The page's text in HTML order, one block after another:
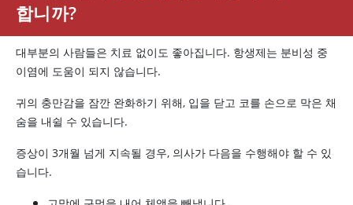
합니까?
대부분의 사람들은 치료 없이도 좋아집니다. 항생제는 분비성 중
이염에 도움이 되지 않습니다.
귀의 충만감을 잠깐 완화하기 위해, 입을 닫고 코를 손으로 막은 채
숨을 내쉴 수 있습니다.
증상이 3개월 넘게 지속될 경우, 의사가 다음을 수행해야 할 수 있
습니다.